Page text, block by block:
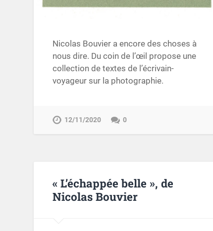
Nicolas Bouvier a encore des choses à
nous dire. Du coin de l’œil propose une
collection de textes de l’écrivain-
voyageur sur la photographie.
12/11/2020 0
« L’échappée belle », de
Nicolas Bouvier